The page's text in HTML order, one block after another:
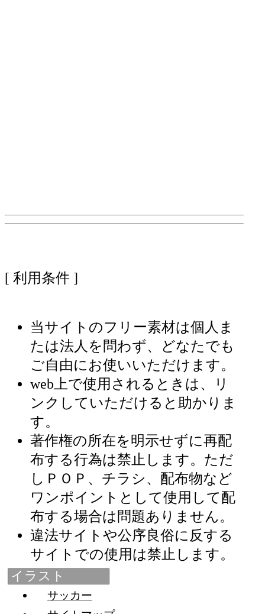
[ 利用条件 ]
当サイトのフリー素材は個人ま
たは法人を問わず、どなたでも
ご自由にお使いいただけます。
web上で使用されるときは、リ
ンクしていただけると助かりま
す。
著作権の所在を明示せずに再配
布する行為は禁止します。ただ
しＰＯＰ、チラシ、配布物など
ワンポイントとして使用して配
布する場合は問題ありません。
違法サイトや公序良俗に反する
サイトでの使用は禁止します。
イラスト
サッカー